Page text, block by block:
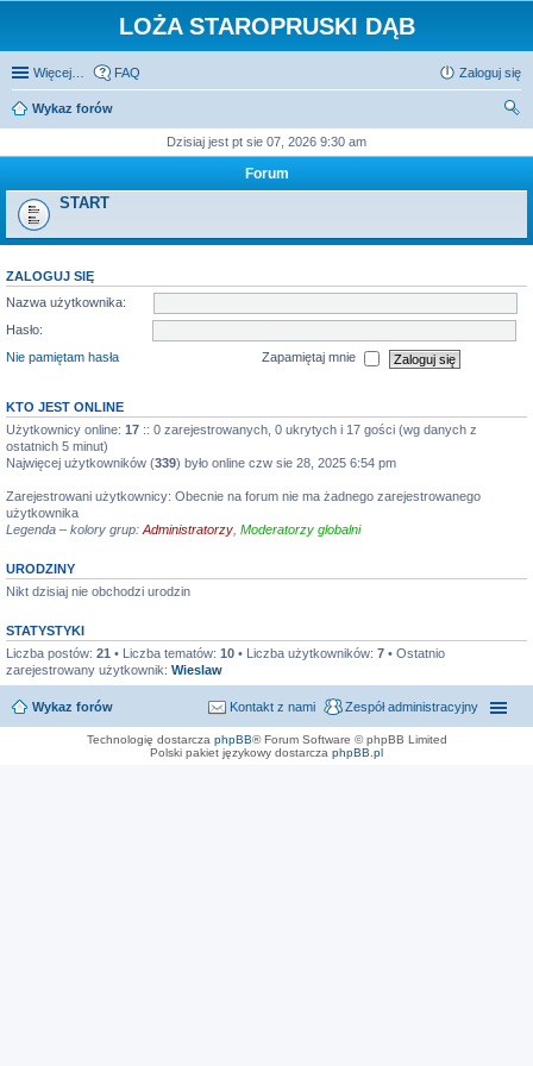
LOŻA STAROPRUSKI DĄB
Więcej… FAQ Zaloguj się
Wykaz forów
Dzisiaj jest pt sie 07, 2026 9:30 am
Forum
START
ZALOGUJ SIĘ
Nazwa użytkownika:
Hasło:
Nie pamiętam hasła
Zapamiętaj mnie
KTO JEST ONLINE
Użytkownicy online: 17 :: 0 zarejestrowanych, 0 ukrytych i 17 gości (wg danych z
ostatnich 5 minut)
Najwięcej użytkowników (339) było online czw sie 28, 2025 6:54 pm
Zarejestrowani użytkownicy: Obecnie na forum nie ma żadnego zarejestrowanego
użytkownika
Legenda – kolory grup: Administratorzy Moderatorzy globalni
URODZINY
Nikt dzisiaj nie obchodzi urodzin
STATYSTYKI
Liczba postów: 21 • Liczba tematów: 10 • Liczba użytkowników: 7 • Ostatnio
zarejestrowany użytkownik: Wieslaw
Wykaz forów Zespół administracyjny
Kontakt z nami
Technologię dostarcza phpBB® Forum Software © phpBB Limited
Polski pakiet językowy dostarcza phpBB.pl